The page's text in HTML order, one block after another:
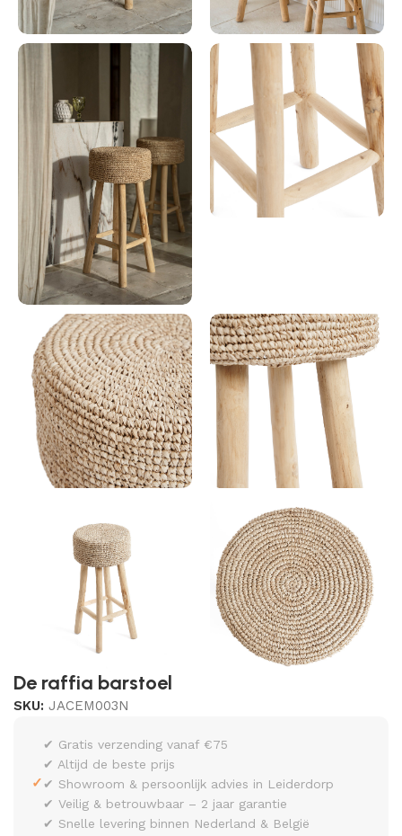
De raffia barstoel
SKU: JACEM003N
✓
✔ Gratis verzending vanaf €75
✔ Altijd de beste prijs
✔ Showroom & persoonlijk advies in Leiderdorp
✔ Veilig & betrouwbaar – 2 jaar garantie
✔ Snelle levering binnen Nederland & België